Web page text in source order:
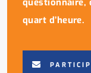
quart d’heure.